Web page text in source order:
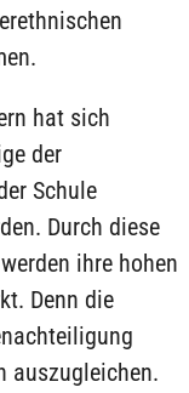
hat sich
der
Schule
Durch diese
ihre hohen
Denn die
auszugleichen.